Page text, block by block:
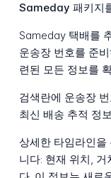
Sameday 패키지
Sameday 택배를
운송장 번호를 준
련된 모든 정보를
검색란에 운송장
최신 배송 추적 정
상세한 타임라인을
니다: 현재 위치,